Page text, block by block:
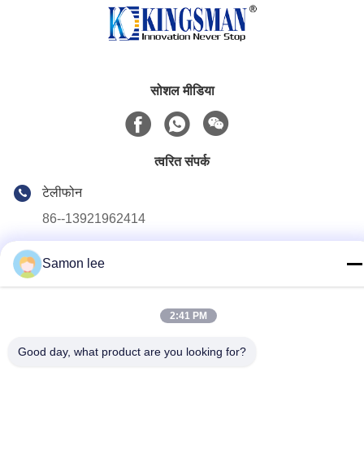
सोशल मीडिया
त्वरित संपर्क
टेलीफोन
86--13921962414
नंबर 3, हुआई रोड, गंगकौ टाउन, झांगजियांग सिटी, 215612, जियांगसू प्रांत,
Samon lee
2:41 PM
Good day, what product are you looking for?